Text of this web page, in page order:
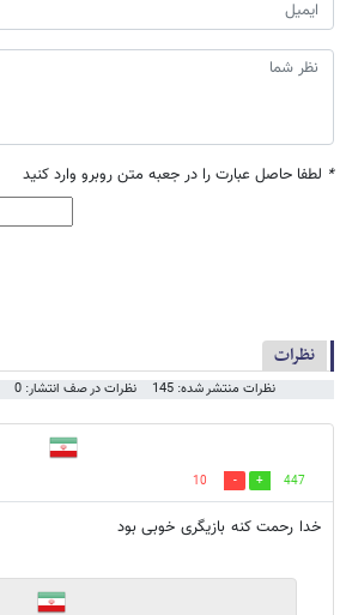
* لطفا حاصل عبارت را در جعبه متن روبرو وارد کنید
نظرات
نظرات منتشر شده: 145 نظرات در صف انتشار: 0
447
10
خدا رحمت کنه بازیگری خوبی بود